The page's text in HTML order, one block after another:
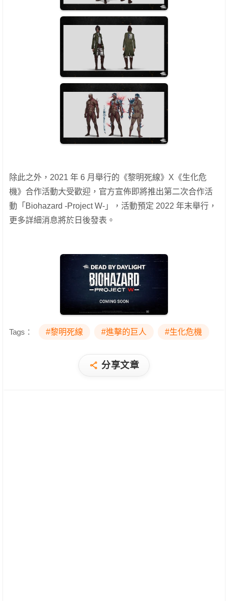
除此之外，2021 年 6 月舉行的《黎明死線》X《生化危
機》合作活動大受歡迎，官方宣佈即將推出第二次合作活
動「Biohazard -Project W-」，活動預定 2022 年末舉行，
更多詳細消息將於日後發表。
Tags： #黎明死線 #進擊的巨人 #生化危機
分享文章